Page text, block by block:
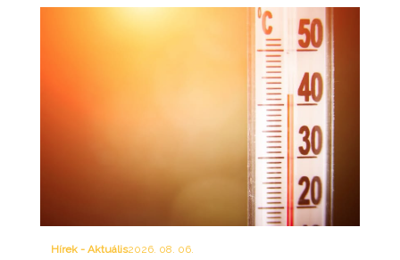
Hírek - Aktuális2026. 08. 06.